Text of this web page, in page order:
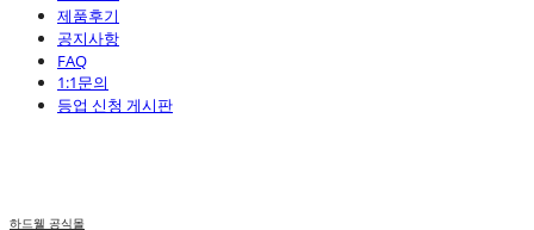
제품후기
공지사항
FAQ
1:1문의
등업 신청 게시판
하드웰 공식몰